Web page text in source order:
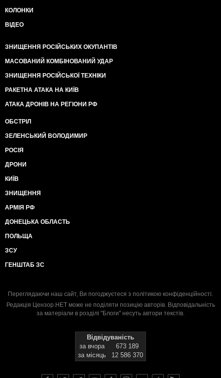
КОЛОНКИ
ВІДЕО
ЗНИЩЕННЯ РОСІЙСЬКИХ ОКУПАНТІВ
МАСОВАНИЙ КОМБІНОВАНИЙ УДАР
ЗНИЩЕННЯ РОСІЙСЬКОЇ ТЕХНІКИ
РАКЕТНА АТАКА НА КИЇВ
АТАКА ДРОНІВ НА РЕГІОНИ РФ
ОБСТРІЛ
ЗЕЛЕНСЬКИЙ ВОЛОДИМИР
РОСІЯ
ДРОНИ
КИЇВ
ЗНИЩЕННЯ
АРМІЯ РФ
ДОНЕЦЬКА ОБЛАСТЬ
ПОЛЬЩА
ЗСУ
ГЕНШТАБ ЗС
Переглядаючи наш сайт, Ви погоджуєтеся з політикою конфіденційності.
Редакція Цензор.НЕТ може не поділяти позицію авторів. Відповідальність
за матеріали в розділі "Блоги" несуть автори текстів.
Відвідуваність
за вчора
673 189
за місяць
12 586 370